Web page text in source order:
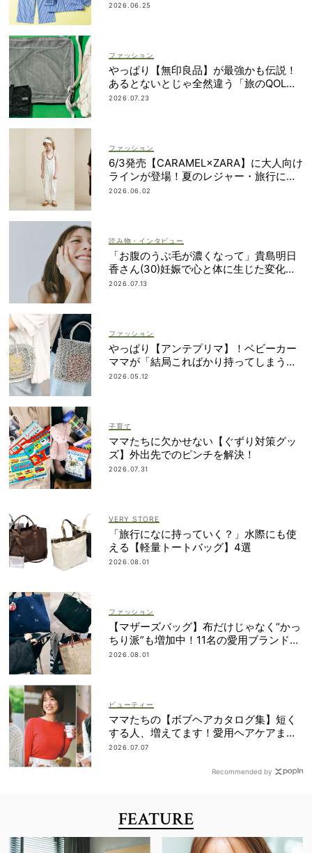
2026.06.25
ファッション
やっぱり【無印良品】が最強かも伝説！
あるとないとじゃ全然違う「旅のQOL爆
上げアイテム」
2026.07.23
ファッション
6/3発売【CARAMEL×ZARA】に大人向け
ラインが登場！夏のレジャー・旅行にも
おすすめ
2026.06.02
読み物・インタビュー
「お腹のうぶ毛が濃くなって」貴島明日
香さん(30)妊娠で心と体に生じた変化も
「愛しいです」
2026.07.13
ファッション
やっぱり【アンテプリマ】！ベビーカー
ママが「結局こればかり持ってしまう」
納得の理由
2026.05.12
子育て
ママたちに欠かせない【ぐずり対策グッ
ズ】外出先でのピンチを解決！
2026.07.31
VERY STORE
「旅行になに持っていく？」水際にも使
える【軽量トートバッグ】4選
2026.08.01
ファッション
【マザーズバッグ】布だけじゃなく“かっ
ちり派”も増加中！11名の愛用ブランド
は？
2026.08.01
ビューティー
ママたちの【ボブヘアカタログ集】短く
する人、増えてます！愛用ヘアケアまで
全部見せ
2026.07.07
Recommended by
FEATURE